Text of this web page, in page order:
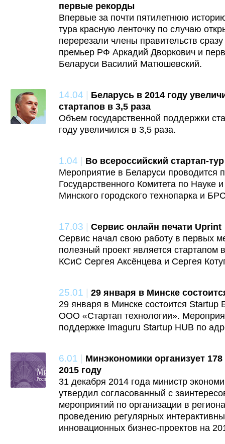
первые рекорды
Впервые за почти пятилетнюю
тура красную ленточку по случаю
перерезали члены правительств
премьер РФ Аркадий Дворкович и
Беларуси Василий Матюшевский.
14.04 | Беларусь в 2014 году
стартапов в 3,5 раза
Объем государственной поддержки
году увеличился в 3,5 раза.
1.04 | Во всероссийский стартап-
Мероприятие в Беларуси проводится
Государственного Комитета по Науке
Минского городского технопарка и
17.03 | Сервис онлайн печати Uprint
Сервис начал свою работу в первых
полезный проект является стартапом
КСиС Сергея Аксёнцева и Сергея
25.01 | 29 января в Минске
29 января в Минске состоится Startup
ООО «Стартап технологии».
поддержке Imaguru Startup HUB по
6.01 | Минэкономики организует
2015 году
31 декабря 2014 года министр
утвердил согласованный с
мероприятий по организации в
проведению регулярных
инновационных бизнес-проектов на